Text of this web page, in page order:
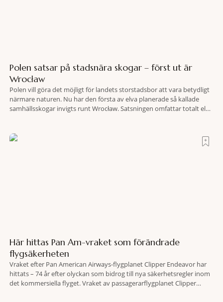
Polen satsar på stadsnära skogar – först ut är
Wrocław
Polen vill göra det möjligt för landets storstadsbor att vara betydligt
närmare naturen. Nu har den första av elva planerade så kallade
samhällsskogar invigts runt Wrocław. Satsningen omfattar totalt elva
fler människor ska kunna promenera, motionera
Här hittas Pan Am-vraket som förändrade
flygsäkerheten
Vraket efter Pan American Airways-flygplanet Clipper Endeavor har
hittats – 74 år efter olyckan som bidrog till nya säkerhetsregler inom
det kommersiella flyget. Vraket av passagerarflygplanet Clipper